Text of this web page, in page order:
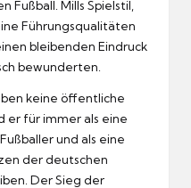
Fußball. Mills Spielstil,
Führungsqualitäten
bleibenden Eindruck
bewunderten.
keine öffentliche
er für immer als eine
und als eine
der deutschen
Der Sieg der